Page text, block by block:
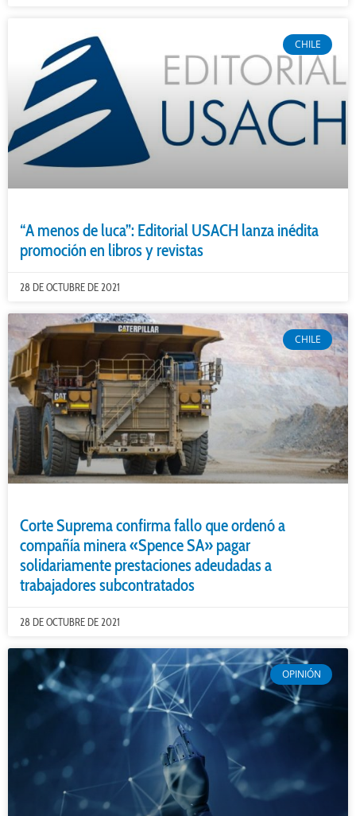
CHILE
“A menos de luca”: Editorial USACH lanza inédita
promoción en libros y revistas
28 DE OCTUBRE DE 2021
CHILE
Corte Suprema confirma fallo que ordenó a
compañía minera «Spence SA» pagar
solidariamente prestaciones adeudadas a
trabajadores subcontratados
28 DE OCTUBRE DE 2021
OPINIÓN